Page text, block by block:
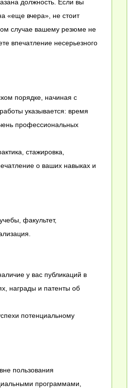
должность. Если вы
«еще вчера», не стоит
случае вашему резюме не
впечатление несерьезного
порядке, начиная с
указывается: время
профессиональных
стажировка,
о ваших навыках и
факультет,
у вас публикаций в
награды и патенты об
потенциальному
пользования
программами,